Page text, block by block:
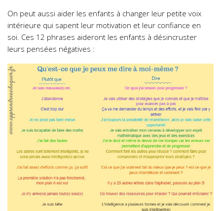
On peut aussi aider les enfants à changer leur petite voix
intérieure qui sapent leur motivation et leur confiance en
soi. Ces 12 phrases aideront les enfants à désincruster
leurs pensées négatives :